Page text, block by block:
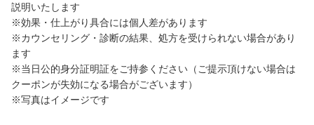
説明いたします
※効果・仕上がり具合には個人差があります
※カウンセリング・診断の結果、処方を受けられない場合があり
ます
※当日公的身分証明証をご持参ください（ご提示頂けない場合は
クーポンが失効になる場合がございます）
※写真はイメージです